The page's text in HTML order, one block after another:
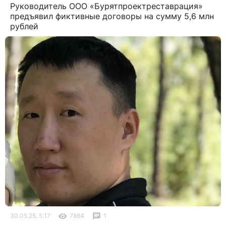
Руководитель ООО «Бурятпроектреставрация»
предъявил фиктивные договоры на сумму 5,6 млн
рублей
30.05.25, 5:17 7884 1